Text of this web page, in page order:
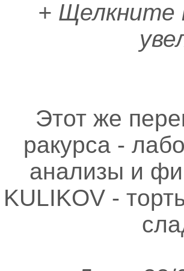
+
Этот же
ракурса -
анализы и
KULIKOV -